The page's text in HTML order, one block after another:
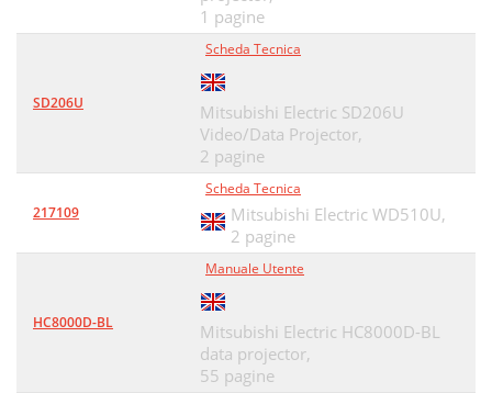
1 pagine
SD206U
Scheda Tecnica
Mitsubishi Electric SD206U
Video/Data Projector,
2 pagine
217109
Scheda Tecnica
Mitsubishi Electric WD510U,
2 pagine
HC8000D-BL
Manuale Utente
Mitsubishi Electric HC8000D-BL
data projector,
55 pagine